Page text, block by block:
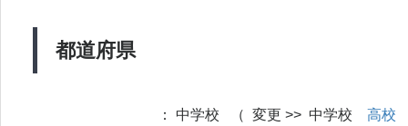
都道府県
： 中学校 （ 変更 >> 中学校 高校